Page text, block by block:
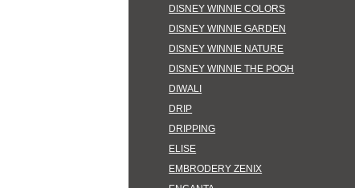
DISNEY WINNIE COLORS
DISNEY WINNIE GARDEN
DISNEY WINNIE NATURE
DISNEY WINNIE THE POOH
DIWALI
DRIP
DRIPPING
ELISE
EMBRODERY ZENIX